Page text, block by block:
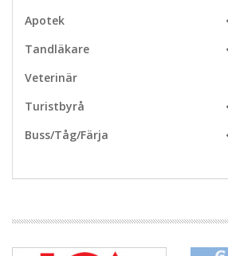
Apotek
Tandläkare
Veterinär
Turistbyrå
Buss/Tåg/Färja